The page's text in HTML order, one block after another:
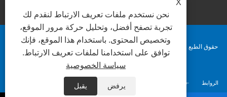
حقوق الطبع والنشر © 2025 شركة تشينغداو Liweiyuan للصناعات الثقيلة المحدودة.
جميع الحقوق محفوظة.
الروابط Sitemap
XML
Privacy Policy
X
نحن نستخدم ملفات تعريف الارتباط لنقدم لك
تجربة تصفح أفضل، وتحليل حركة مرور الموقع،
وتخصيص المحتوى. باستخدام هذا الموقع، فإنك
توافق على استخدامنا لملفات تعريف الارتباط.
سياسة الخصوصية
يرفض يقبل